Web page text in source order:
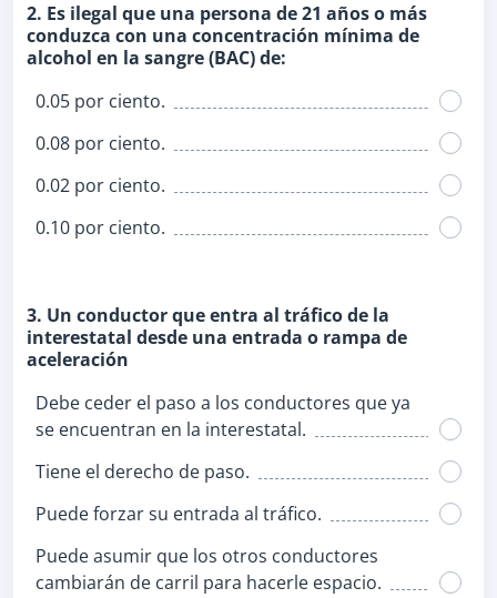
2. Es ilegal que una persona de 21 años o más
conduzca con una concentración mínima de
alcohol en la sangre (BAC) de:
0.05 por ciento.
0.08 por ciento.
0.02 por ciento.
0.10 por ciento.
3. Un conductor que entra al tráfico de la
interestatal desde una entrada o rampa de
aceleración
Debe ceder el paso a los conductores que ya
se encuentran en la interestatal.
Tiene el derecho de paso.
Puede forzar su entrada al tráfico.
Puede asumir que los otros conductores
cambiarán de carril para hacerle espacio.